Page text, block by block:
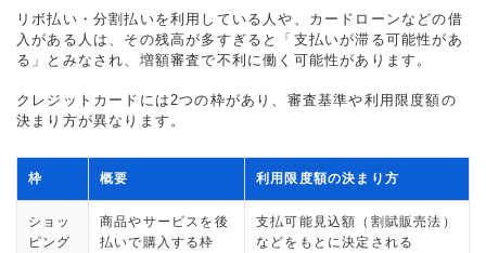
リボ払い・分割払いを利用している人や、カードローンなどの借
入がある人は、その残高が多すぎると「支払いが滞る可能性があ
る」とみなされ、増額審査で不利に働く可能性があります。
クレジットカードには2つの枠があり、審査基準や利用限度額の
決まり方が異なります。
枠 概要 利用限度額の決まり方
ショッ
ピング
商品やサービスを後
払いで購入する枠
支払可能見込額（割賦販売法）
などをもとに決定される